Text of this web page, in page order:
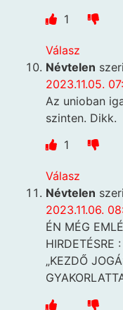
1
Válasz
Névtelen
2023.11.05.
Az unioban
szinten. Dikk.
1
Válasz
Névtelen
2023.11.06.
ÉN MÉG
HIRDETÉSRE :
„KEZDŐ